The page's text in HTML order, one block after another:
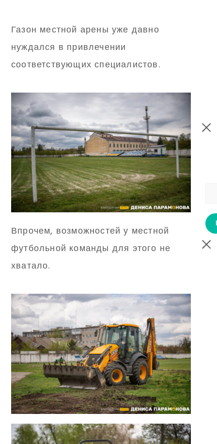
Газон местной арены уже давно
нуждался в привлечении
соответствующих специалистов.
Впрочем, возможностей у местной
футбольной команды для этого не
хватало.